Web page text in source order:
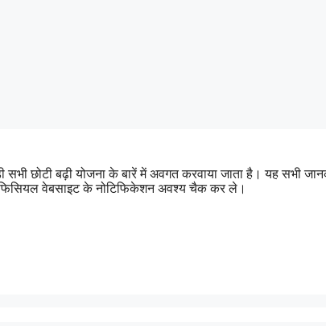
सभी छोटी बढ़ी योजना के बारें में अवगत करवाया जाता है। यह सभी
वेबसाइट के नोटिफिकेशन अवश्य चैक कर ले।